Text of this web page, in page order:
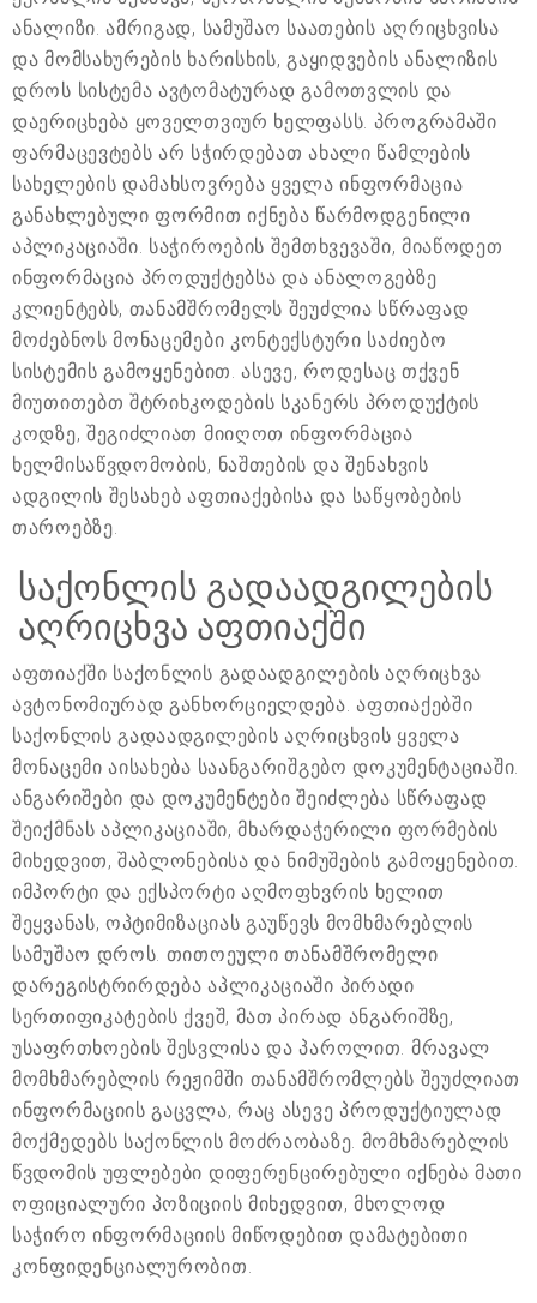
ანალიზი. ამრიგად, სამუშაო საათების აღრიცხვისა
და მომსახურების ხარისხის, გაყიდვების ანალიზის
დროს სისტემა ავტომატურად გამოთვლის და
დაერიცხება ყოველთვიურ ხელფასს. პროგრამაში
ფარმაცევტებს არ სჭირდებათ ახალი წამლების
სახელების დამახსოვრება ყველა ინფორმაცია
განახლებული ფორმით იქნება წარმოდგენილი
აპლიკაციაში. საჭიროების შემთხვევაში, მიაწოდეთ
ინფორმაცია პროდუქტებსა და ანალოგებზე
კლიენტებს, თანამშრომელს შეუძლია სწრაფად
მოძებნოს მონაცემები კონტექსტური საძიებო
სისტემის გამოყენებით. ასევე, როდესაც თქვენ
მიუთითებთ შტრიხკოდების სკანერს პროდუქტის
კოდზე, შეგიძლიათ მიიღოთ ინფორმაცია
ხელმისაწვდომობის, ნაშთების და შენახვის
ადგილის შესახებ აფთიაქებისა და საწყობების
თაროებზე.
საქონლის გადაადგილების
აღრიცხვა აფთიაქში
აფთიაქში საქონლის გადაადგილების აღრიცხვა
ავტონომიურად განხორციელდება. აფთიაქებში
საქონლის გადაადგილების აღრიცხვის ყველა
მონაცემი აისახება საანგარიშგებო დოკუმენტაციაში.
ანგარიშები და დოკუმენტები შეიძლება სწრაფად
შეიქმნას აპლიკაციაში, მხარდაჭერილი ფორმების
მიხედვით, შაბლონებისა და ნიმუშების გამოყენებით.
იმპორტი და ექსპორტი აღმოფხვრის ხელით
შეყვანას, ოპტიმიზაციას გაუწევს მომხმარებლის
სამუშაო დროს. თითოეული თანამშრომელი
დარეგისტრირდება აპლიკაციაში პირადი
სერთიფიკატების ქვეშ, მათ პირად ანგარიშზე,
უსაფრთხოების შესვლისა და პაროლით. მრავალ
მომხმარებლის რეჟიმში თანამშრომლებს შეუძლიათ
ინფორმაციის გაცვლა, რაც ასევე პროდუქტიულად
მოქმედებს საქონლის მოძრაობაზე. მომხმარებლის
წვდომის უფლებები დიფერენცირებული იქნება მათი
ოფიციალური პოზიციის მიხედვით, მხოლოდ
საჭირო ინფორმაციის მიწოდებით დამატებითი
კონფიდენციალურობით.